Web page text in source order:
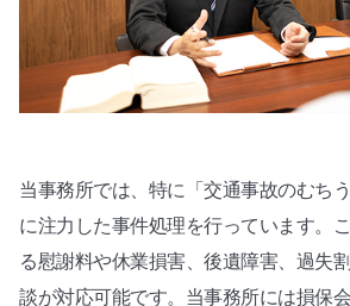
当事務所では、特に「交通事故のむち
に注力した事件処理を行っています。
る慰謝料や休業損害、後遺障害、過失
談が対応可能です。当事務所には損保